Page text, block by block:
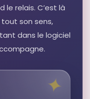
Pack By
le relais. C’est là
son sens,
dans le logiciel